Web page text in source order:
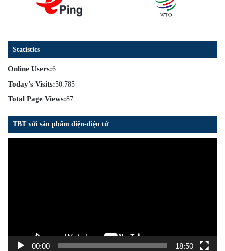
Statistics
Online Users:6
Today's Visits:50.785
Total Page Views:87
TBT với sản phẩm điện-điện tử
00:00 18:50